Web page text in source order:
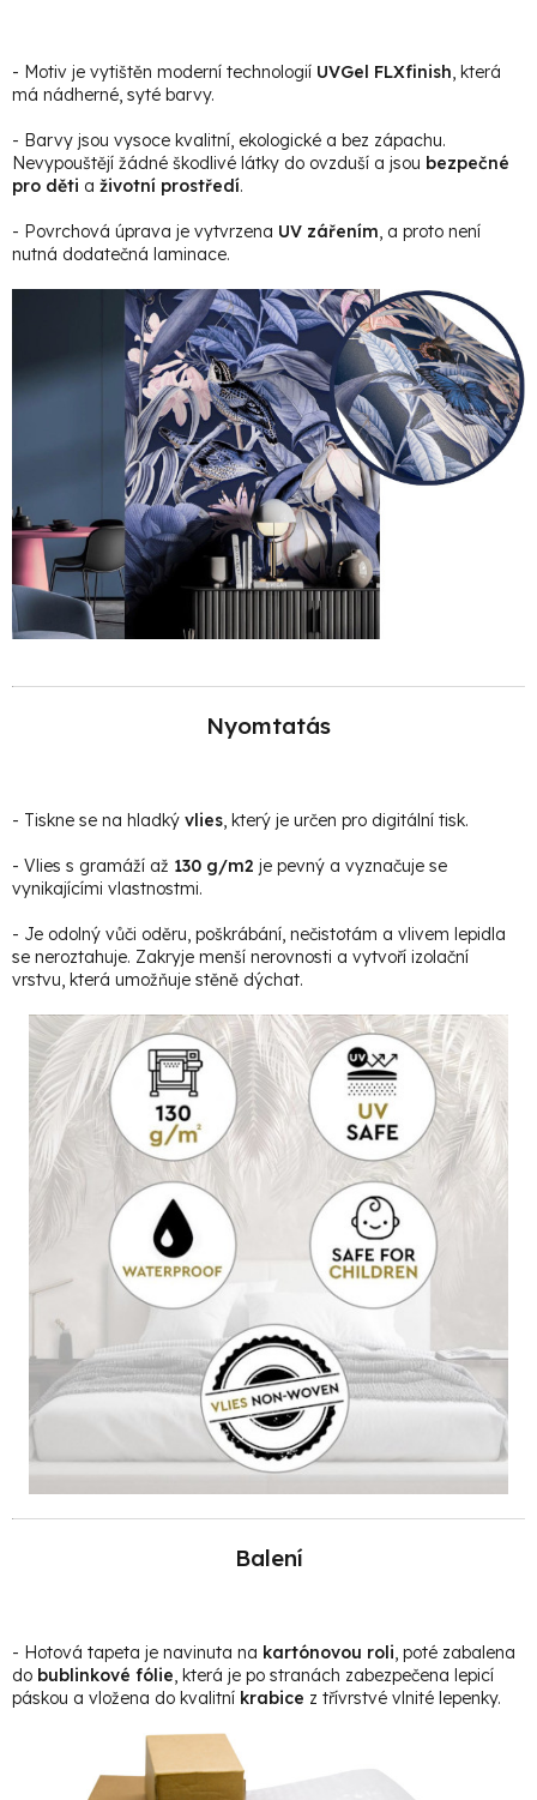
- Motiv je vytištěn moderní technologií UVGel FLXfinish, která
má nádherné, syté barvy.
- Barvy jsou vysoce kvalitní, ekologické a bez zápachu.
Nevypouštějí žádné škodlivé látky do ovzduší a jsou bezpečné
pro děti a životní prostředí.
- Povrchová úprava je vytvrzena UV zářením, a proto není
nutná dodatečná laminace.
Nyomtatás
- Tiskne se na hladký vlies, který je určen pro digitální tisk.
- Vlies s gramáží až 130 g/m2 je pevný a vyznačuje se
vynikajícími vlastnostmi.
- Je odolný vůči oděru, poškrábání, nečistotám a vlivem lepidla
se neroztahuje. Zakryje menší nerovnosti a vytvoří izolační
vrstvu, která umožňuje stěně dýchat.
Balení
- Hotová tapeta je navinuta na kartónovou roli, poté zabalena
do bublinkové fólie, která je po stranách zabezpečena lepicí
páskou a vložena do kvalitní krabice z třívrstvé vlnité lepenky.